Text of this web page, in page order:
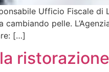
Ufficio Fiscale di
pelle.
[…]